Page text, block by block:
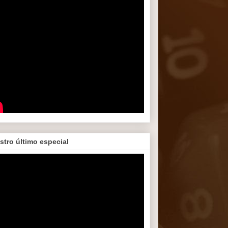
último especial